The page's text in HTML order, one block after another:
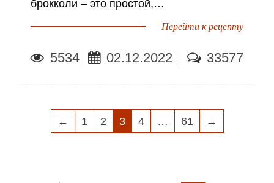
брокколи – это простой,…
Перейти к рецепту
5534 02.12.2022 33577
НАВИГАЦИЯ
← 1 2 3 4 … 61 →